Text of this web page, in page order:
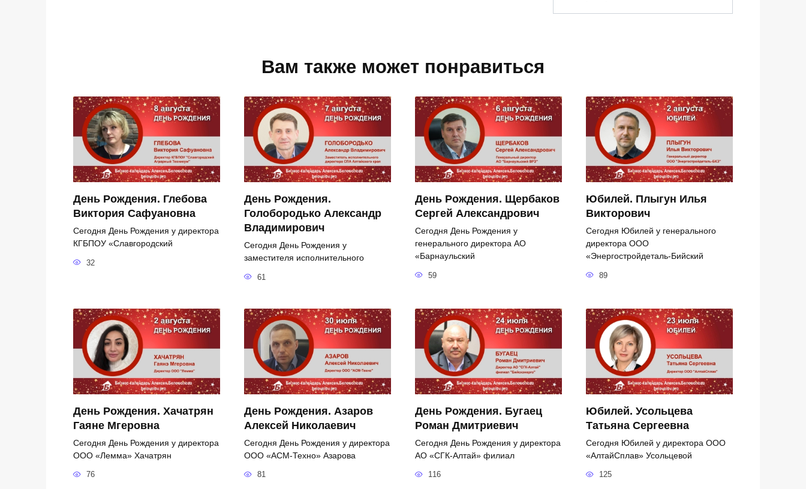
Вам также может понравиться
День Рождения. Глебова
Виктория Сафуановна
Сегодня День Рождения у директора
КГБПОУ «Славгородский
32
День Рождения.
Голобородько Александр
Владимирович
Сегодня День Рождения у
заместителя исполнительного
61
День Рождения. Щербаков
Сергей Александрович
Сегодня День Рождения у
генерального директора АО
«Барнаульский
59
Юбилей. Плыгун Илья
Викторович
Сегодня Юбилей у генерального
директора ООО
«Энергостройдеталь-Бийский
89
День Рождения. Хачатрян
Гаяне Мгеровна
Сегодня День Рождения у директора
ООО «Лемма» Хачатрян
76
День Рождения. Азаров
Алексей Николаевич
Сегодня День Рождения у директора
ООО «АСМ-Техно» Азарова
81
День Рождения. Бугаец
Роман Дмитриевич
Сегодня День Рождения у директора
АО «СГК-Алтай» филиал
116
Юбилей. Усольцева
Татьяна Сергеевна
Сегодня Юбилей у директора ООО
«АлтайСплав» Усольцевой
125